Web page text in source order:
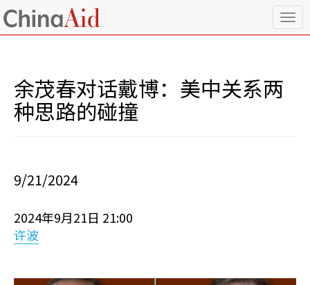
T
o
余茂春对话戴博：美中关系两
种思路的碰撞
9/21/2024
2024年9月21日 21:00
许波